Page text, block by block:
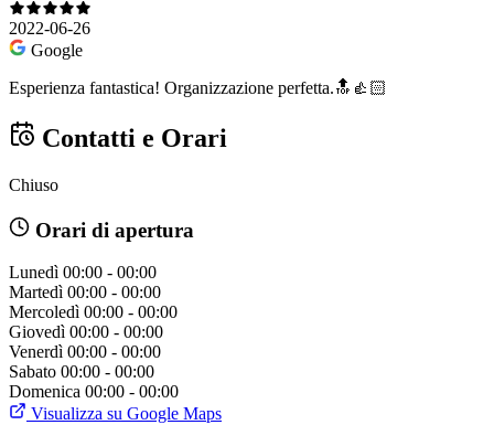
2022-06-26
Google
Esperienza fantastica! Organizzazione perfetta.🔝👍🏻
Contatti e Orari
Chiuso
Orari di apertura
Lunedì 00:00 - 00:00
Martedì 00:00 - 00:00
Mercoledì 00:00 - 00:00
Giovedì 00:00 - 00:00
Venerdì 00:00 - 00:00
Sabato 00:00 - 00:00
Domenica 00:00 - 00:00
Visualizza su Google Maps